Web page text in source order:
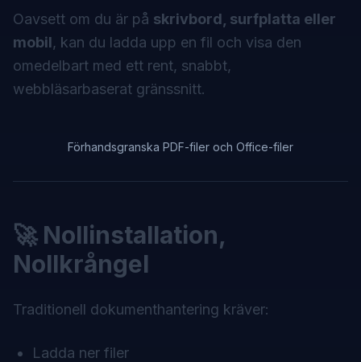
Oavsett om du är på skrivbord, surfplatta eller
mobil, kan du ladda upp en fil och visa den
omedelbart med ett rent, snabbt,
webbläsarbaserat gränssnitt.
Förhandsgranska PDF-filer och Office-filer
🚀 Nollinstallation,
Nollkrångel
Traditionell dokumenthantering kräver:
Ladda ner filer